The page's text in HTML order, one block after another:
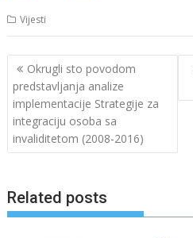
e
b
o
o
k
k
e
dI
n
Vijesti
Navigacija
članaka
Okrugli sto povodom
predstavljanja analize
implementacije Strategije za
integraciju osoba sa
invaliditetom (2008-2016)
Related posts